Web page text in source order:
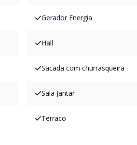
Gerador Energia
Hall
Sacada com churrasqueira
Sala Jantar
Terraco